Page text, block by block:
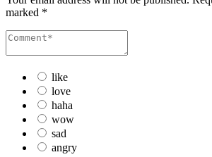
marked *
like
love
haha
wow
sad
angry